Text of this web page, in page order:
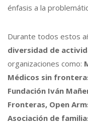
énfasis a la
Durante todos estos
diversidad de
organizaciones como:
Médicos sin
Fundación Iván
Fronteras, Open
Asociación de